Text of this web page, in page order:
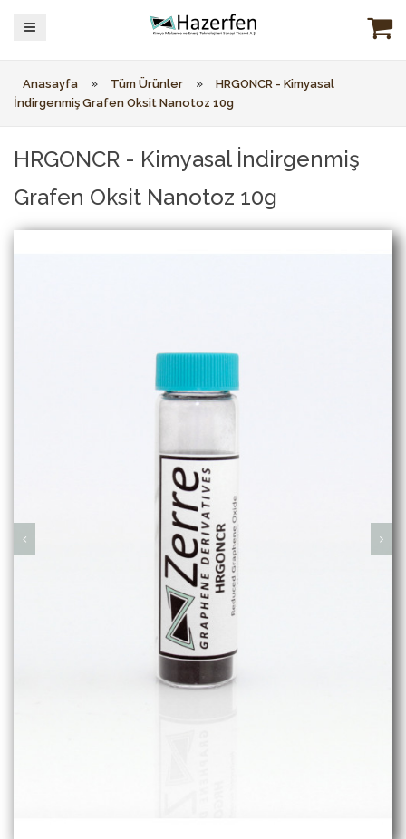
Anasayfa » Tüm Ürünler »
HRGONCR - Kimyasal
İndirgenmiş Grafen Oksit Nanotoz 10g
HRGONCR - Kimyasal İndirgenmiş
Grafen Oksit Nanotoz 10g